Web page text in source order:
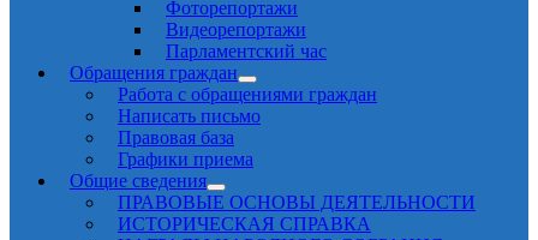
Фоторепортажи
Видеорепортажи
Парламентский час
Обращения граждан
Работа с обращениями граждан
Написать письмо
Правовая база
Графики приема
Общие сведения
ПРАВОВЫЕ ОСНОВЫ ДЕЯТЕЛЬНОСТИ
ИСТОРИЧЕСКАЯ СПРАВКА